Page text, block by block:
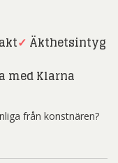
✓ Äkthetsintyg
med Klarna
från konstnären?